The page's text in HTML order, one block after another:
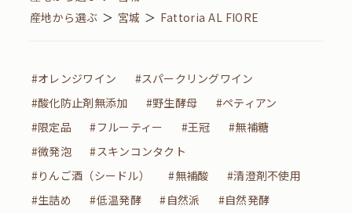
産地から選ぶ ＞ 宮城 ＞ Fattoria AL FIORE
#オレンジワイン
#スパークリングワイン
#酸化防止剤無添加
#野生酵母
#ペティアン
#限定品
#フルーティー #王冠
#無補糖
#微発泡
#スキンコンタクト
#りんご酒（シードル）
#無補酸
#清澄剤不使用
#生詰め
#低温発酵 #自然派
#自然発酵